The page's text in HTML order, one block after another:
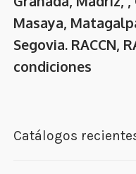
Masaya,
Segovia. RACCN,
condiciones
Catálogos